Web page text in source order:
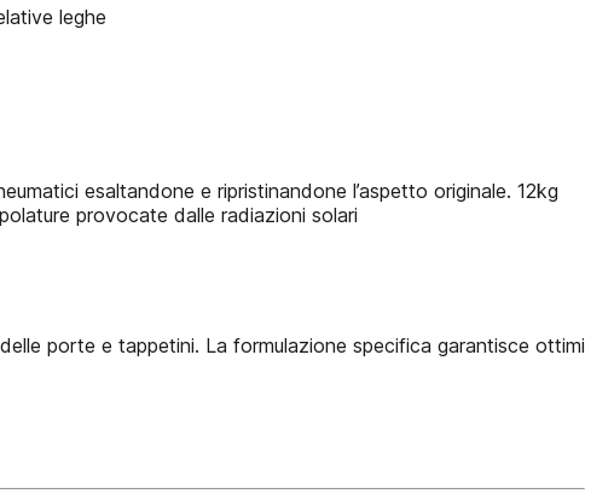
leghe
esaltandone e ripristinandone l’aspetto originale. 12kg
provocate dalle radiazioni solari
porte e tappetini. La formulazione specifica garantisce ottimi